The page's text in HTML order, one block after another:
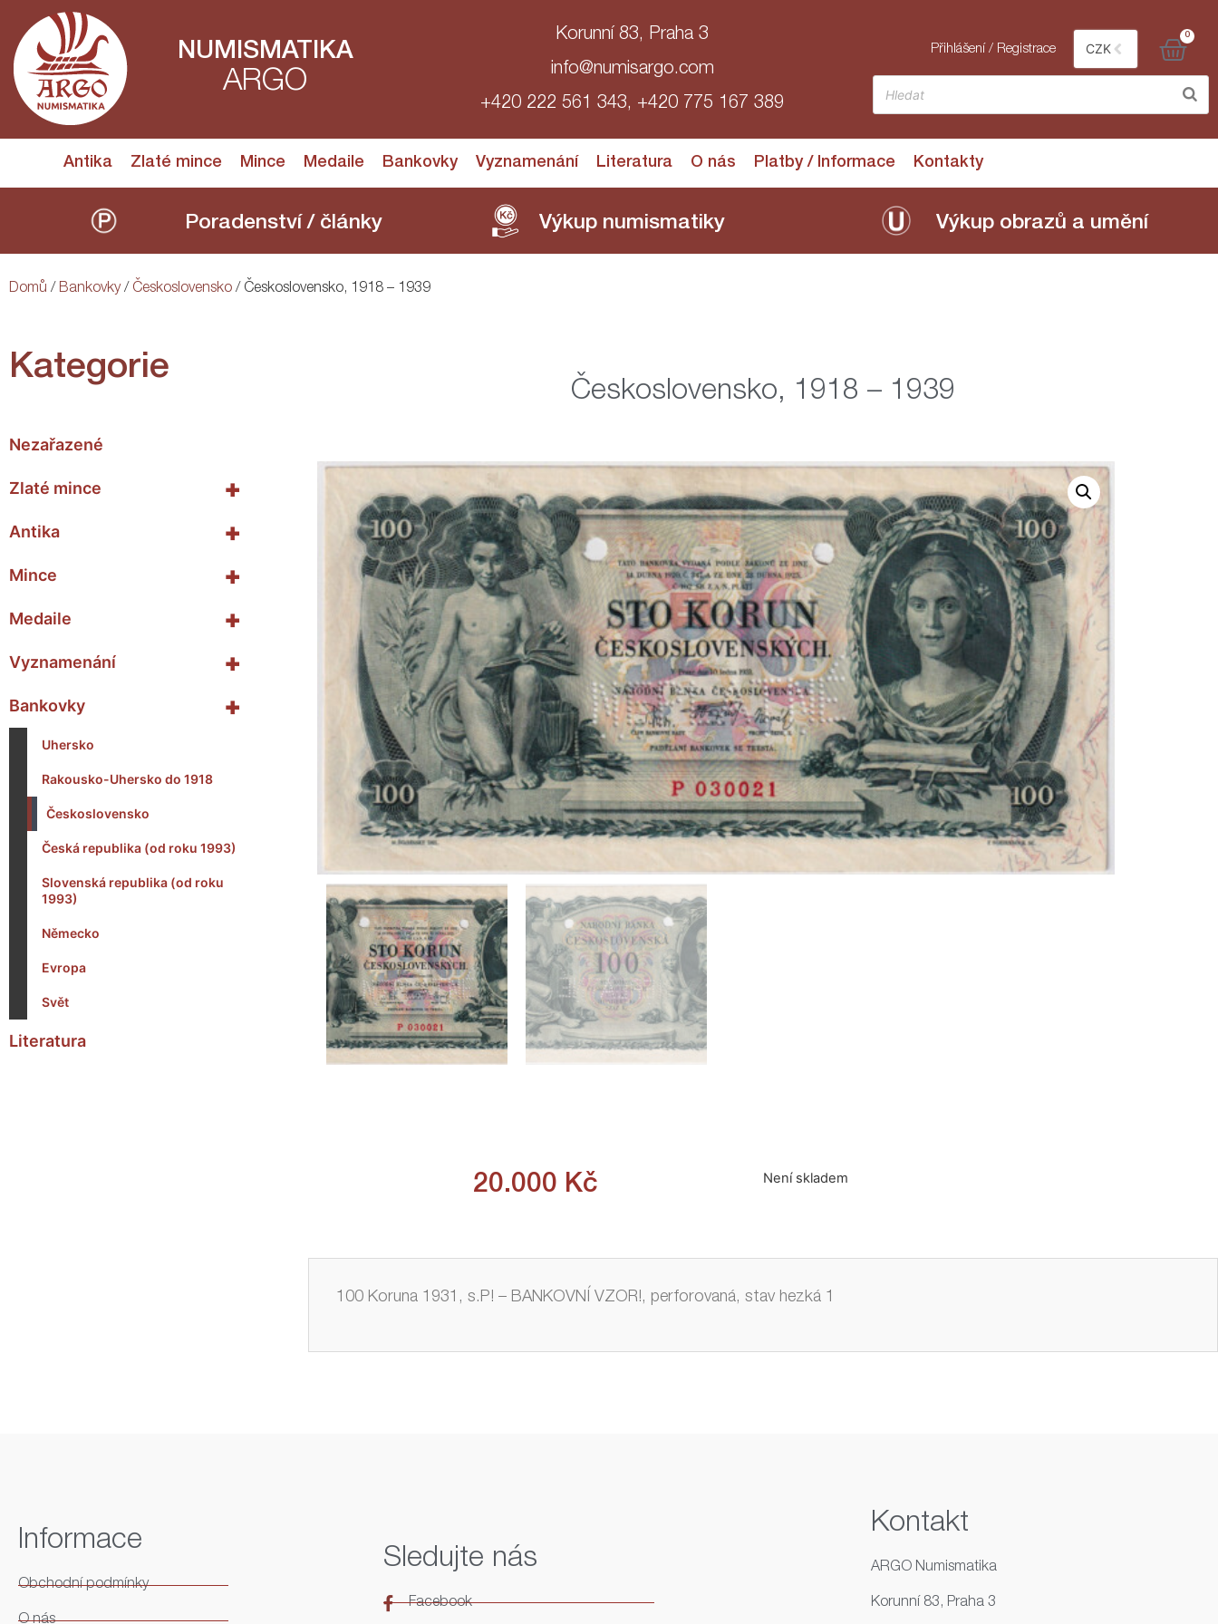
NUMISMATIKA
ARGO
Korunní 83, Praha 3
info@numisargo.com
+420 222 561 343, +420 775 167 389
Přihlášení / Registrace CZK
0
Antika Zlaté mince Mince Medaile Bankovky Vyznamenání Literatura O nás Platby / Informace Kontakty
Poradenství / články Výkup numismatiky Výkup obrazů a umění
Domů / Bankovky/ Československo / Československo, 1918 – 1939
Kategorie
Nezařazené
+
Zlaté mince
+
Antika
+
Mince
+
Medaile
+
Vyznamenání
+
Bankovky
Uhersko
Rakousko-Uhersko do 1918
Československo
Česká republika (od roku 1993)
Slovenská republika (od roku
1993)
Německo
Evropa
Svět
Literatura
Československo, 1918 – 1939
20.000 Kč Není skladem
100 Koruna 1931, s.P! – BANKOVNÍ VZOR!, perforovaná, stav hezká 1
Informace
Obchodní podmínky
O nás
Sledujte nás
Facebook
Kontakt
ARGO Numismatika
Korunní 83, Praha 3